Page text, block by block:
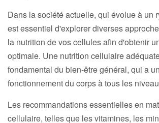
Dans la société actuelle, qui évolue à un
est essentiel d'explorer diverses
la nutrition de vos cellules afin d'obtenir
optimale. Une nutrition cellulaire
fondamental du bien-être général, qui a
fonctionnement du corps à tous les
Les recommandations essentielles en
cellulaire, telles que les vitamines, les